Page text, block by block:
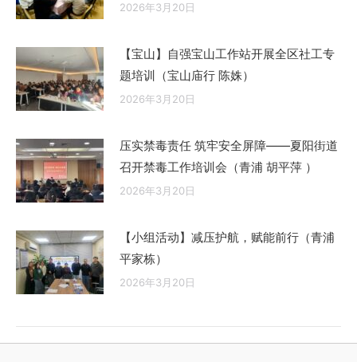
2026年3月20日
【宝山】自强宝山工作站开展全区社工专
题培训（宝山庙行 陈姝）
2026年3月20日
压实禁毒责任 筑牢安全屏障——夏阳街道
召开禁毒工作培训会（青浦 胡平萍 ）
2026年3月20日
【小组活动】减压护航，赋能前行（青浦
平家栋）
2026年3月20日